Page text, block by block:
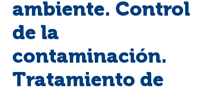
ambiente. Control
de la
contaminación.
Tratamiento de